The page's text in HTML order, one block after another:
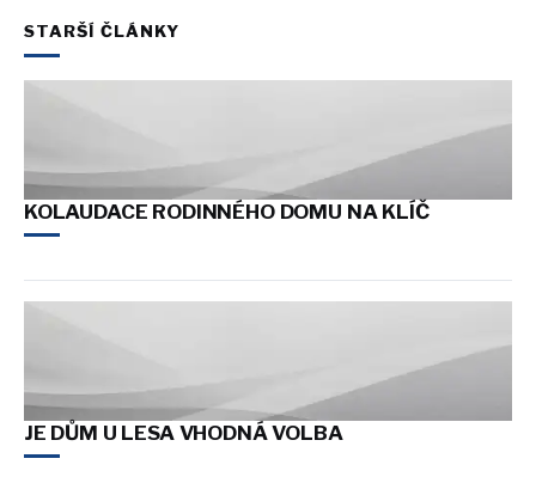
STARŠÍ ČLÁNKY
KOLAUDACE RODINNÉHO DOMU NA KLÍČ
JE DŮM U LESA VHODNÁ VOLBA